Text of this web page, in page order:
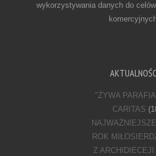
wykorzystywania danych do
"ŻYWA
CARITAS
NAJWAŻNIEJSZE
ROK
Z ARCHIDIECEJI